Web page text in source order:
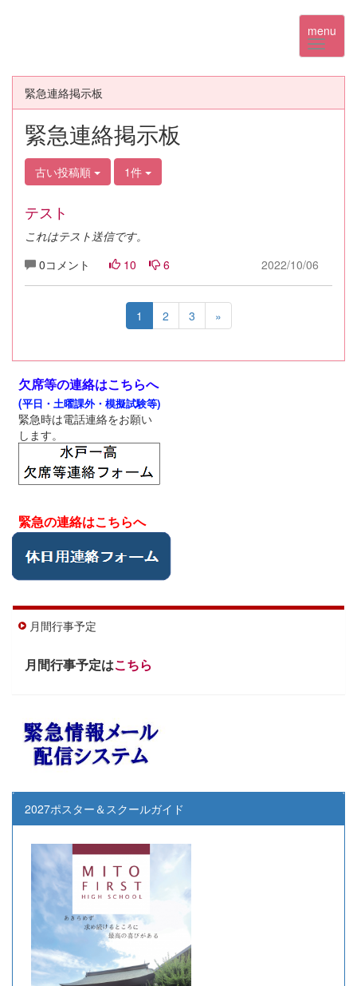
menu
緊急連絡掲示板
緊急連絡掲示板
古い投稿順 1件
テスト
これはテスト送信です。
0コメント
10 6 2022/10/06
1 2 3 »
欠席等の連絡はこちらへ
(平日・土曜課外・模擬試験等)
緊急時は電話連絡をお願い
します。
緊急の連絡はこちらへ
月間行事予定
月間行事予定はこちら
2027ポスター＆スクールガイド